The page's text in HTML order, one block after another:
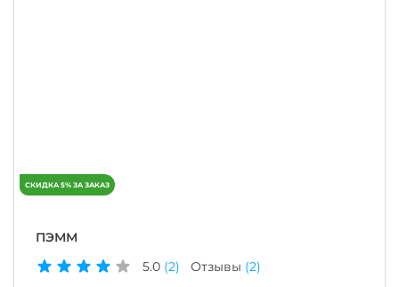
ПЭММ
5.0 (2) Отзывы (2)